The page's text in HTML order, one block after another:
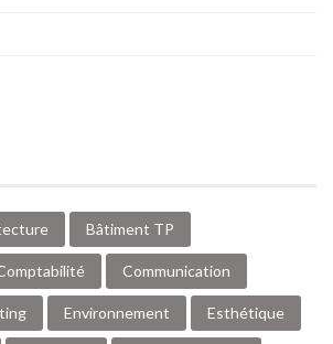
Bâtiment TP
Communication
Environnement Esthétique